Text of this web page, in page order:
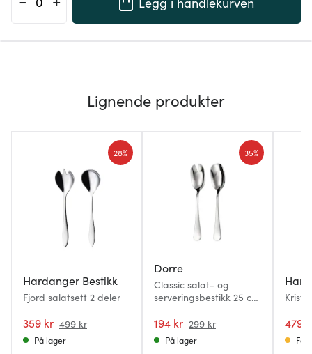
Lignende produkter
Hardanger Bestikk
Fjord salatsett 2 deler
359 kr 499 kr
28%
På lager
Dorre
Classic salat- og
serveringsbestikk 25 cm
194 kr 299 kr
35%
På lager
479
Få